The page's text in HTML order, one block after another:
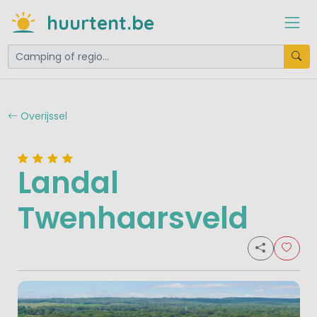
huurtent.be
Overijssel
Landal
Twenhaarsveld